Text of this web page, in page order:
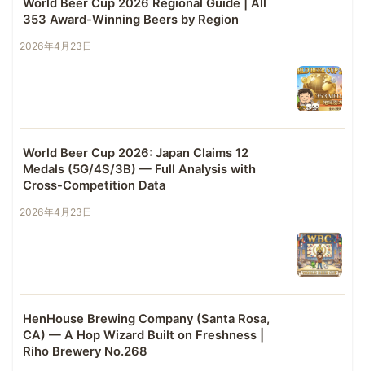
World Beer Cup 2026 Regional Guide | All
353 Award-Winning Beers by Region
2026年4月23日
World Beer Cup 2026: Japan Claims 12
Medals (5G/4S/3B) — Full Analysis with
Cross-Competition Data
2026年4月23日
HenHouse Brewing Company (Santa Rosa,
CA) — A Hop Wizard Built on Freshness |
Riho Brewery No.268